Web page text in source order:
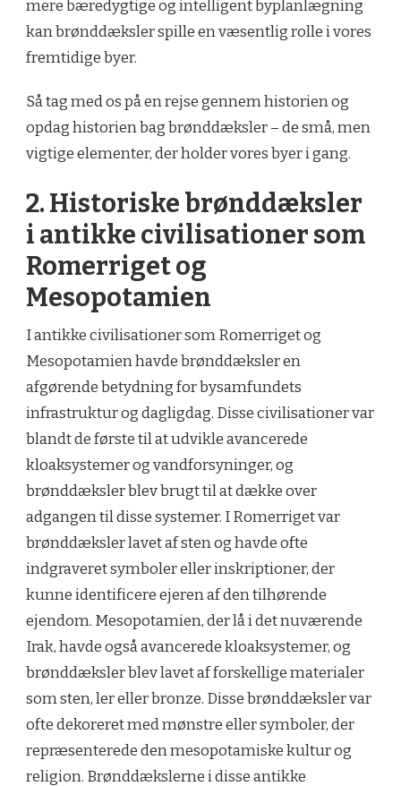
mere bæredygtige og intelligent byplanlægning
kan brønddæksler spille en væsentlig rolle i vores
fremtidige byer.
Så tag med os på en rejse gennem historien og
opdag historien bag brønddæksler – de små, men
vigtige elementer, der holder vores byer i gang.
2. Historiske brønddæksler
i antikke civilisationer som
Romerriget og
Mesopotamien
I antikke civilisationer som Romerriget og
Mesopotamien havde brønddæksler en
afgørende betydning for bysamfundets
infrastruktur og dagligdag. Disse civilisationer var
blandt de første til at udvikle avancerede
kloaksystemer og vandforsyninger, og
brønddæksler blev brugt til at dække over
adgangen til disse systemer. I Romerriget var
brønddæksler lavet af sten og havde ofte
indgraveret symboler eller inskriptioner, der
kunne identificere ejeren af den tilhørende
ejendom. Mesopotamien, der lå i det nuværende
Irak, havde også avancerede kloaksystemer, og
brønddæksler blev lavet af forskellige materialer
som sten, ler eller bronze. Disse brønddæksler var
ofte dekoreret med mønstre eller symboler, der
repræsenterede den mesopotamiske kultur og
religion. Brønddækslerne i disse antikke